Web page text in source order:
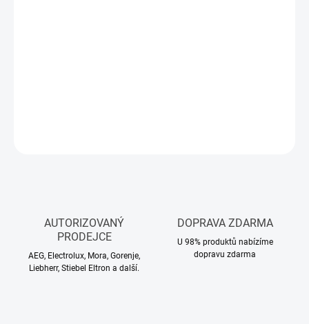
AUTORIZOVANÝ
PRODEJCE
AEG, Electrolux, Mora, Gorenje,
Liebherr, Stiebel Eltron a další.
DOPRAVA ZDARMA
U 98% produktů nabízíme
dopravu zdarma